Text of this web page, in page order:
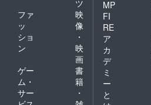
ツ
ファ
ッ
ショ
ン
映
像
・
映
画
ゲー
ム・
サー
書
籍
・
MP
FI
RE
ア
カ
デ
ミ
ー
と